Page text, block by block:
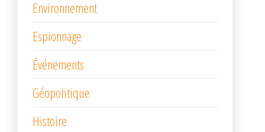
Environnement
Espionnage
Événements
Géopolitique
Histoire